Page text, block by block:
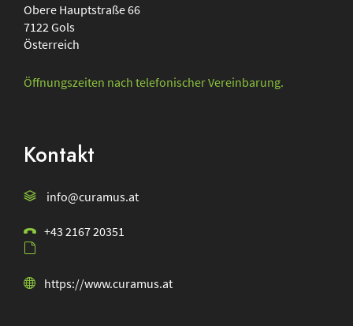
Obere Hauptstraße 66
7122 Gols
Österreich
Öffnungszeiten nach telefonischer Vereinbarung.
Kontakt
info@curamus.at
+43 2167 20351
https://www.curamus.at